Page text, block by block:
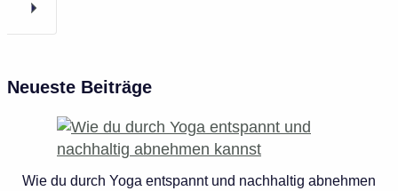
Neueste Beiträge
Wie du durch Yoga entspannt und nachhaltig abnehmen